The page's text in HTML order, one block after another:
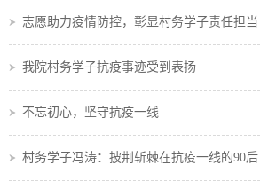
志愿助力疫情防控，彰显村务学子责任担当
我院村务学子抗疫事迹受到表扬
不忘初心，坚守抗疫一线
村务学子冯涛：披荆斩棘在抗疫一线的90后